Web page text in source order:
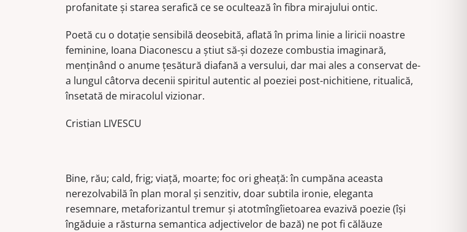
profanitate şi starea serafică ce se ocultează în fibra mirajului ontic.
Poetă cu o dotaţie sensibilă deosebită, aflată în prima linie a liricii noastre
feminine, Ioana Diaconescu a ştiut să-şi dozeze combustia imaginară,
menţinând o anume ţesătură diafană a versului, dar mai ales a conservat de-
a lungul câtorva decenii spiritul autentic al poeziei post-nichitiene, ritualică,
însetată de miracolul vizionar.
Cristian LIVESCU
Bine, rău; cald, frig; viaţă, moarte; foc ori gheaţă: în cumpăna aceasta
nerezolvabilă în plan moral şi senzitiv, doar subtila ironie, eleganta
resemnare, metaforizantul tremur şi atotmîngîietoarea evazivă poezie (îşi
îngăduie a răsturna semantica adjectivelor de bază) ne pot fi călăuze